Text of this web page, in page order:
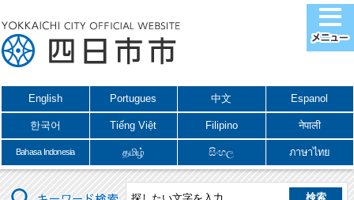
English Portugues 中文 Espanol
한국어 Tiếng Việt Filipino नेपाली
Bahasa Indonesia தமிழ் සිංහල ภาษาไทย
キーワード検索